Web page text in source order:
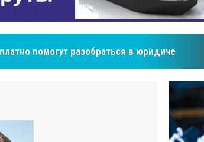
помогут разобраться в юридических
покупателей Центральной Азии